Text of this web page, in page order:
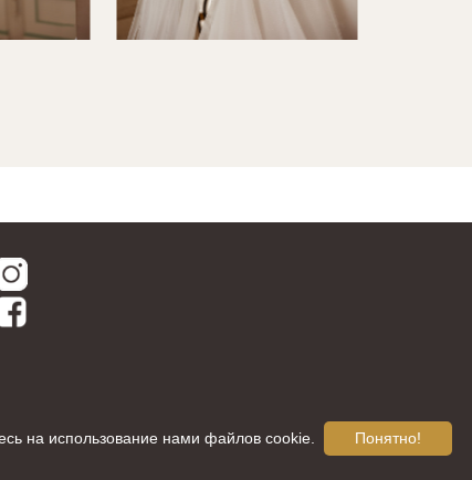
Понятно!
на использование нами файлов cookie.